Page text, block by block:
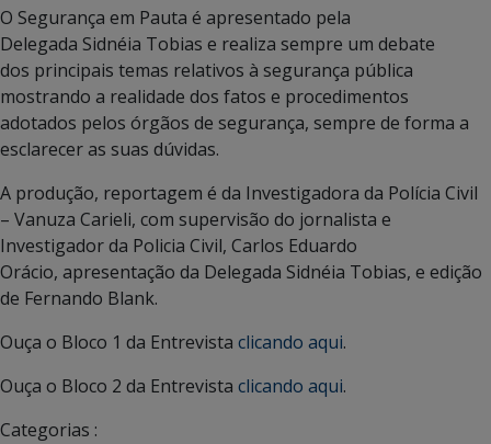
O Segurança em Pauta é apresentado pela
Delegada Sidnéia Tobias e realiza sempre um debate
dos principais temas relativos à segurança pública
mostrando a realidade dos fatos e procedimentos
adotados pelos órgãos de segurança, sempre de forma a
esclarecer as suas dúvidas.
A produção, reportagem é da Investigadora da Polícia Civil
– Vanuza Carieli, com supervisão do jornalista e
Investigador da Policia Civil, Carlos Eduardo
Orácio, apresentação da Delegada Sidnéia Tobias, e edição
de Fernando Blank.
Ouça o Bloco 1 da Entrevista clicando aqui.
Ouça o Bloco 2 da Entrevista clicando aqui.
Categorias :